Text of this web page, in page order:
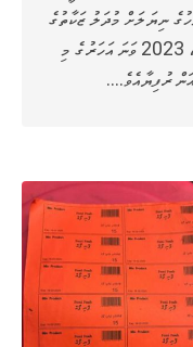
ނިޔަލަށް މުދަލު ޒަކާތުގެ
ގޮތުގައި 92.2 މިލިއަން ރުފިޔާ ލިބިފައިވާއިރު، 2023 ވަނަ އަހަރުގެ މި